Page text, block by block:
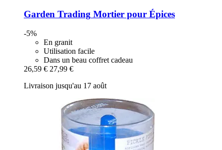
Garden Trading Mortier pour Épices
-5%
En granit
Utilisation facile
Dans un beau coffret cadeau
26,59 € 27,99 €
Livraison jusqu'au 17 août